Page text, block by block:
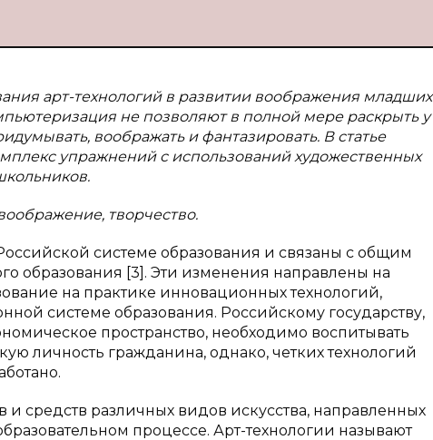
арт-технологий в развитии воображения младших
не позволяют в полной мере раскрыть у
воображать и фантазировать. В статье
упражнений с использований художественных
творчество.
системе образования и связаны с общим
образования [3]. Эти изменения направлены на
на практике инновационных технологий,
системе образования. Российскому государству,
пространство, необходимо воспитывать
личность гражданина, однако, четких технологий
средств различных видов искусства, направленных
процессе. Арт-технологии называют